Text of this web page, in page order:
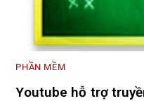
PHẦN MỀM
Youtube hỗ trợ